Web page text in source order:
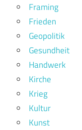
Framing
Frieden
Geopolitik
Gesundheit
Handwerk
Kirche
Krieg
Kultur
Kunst